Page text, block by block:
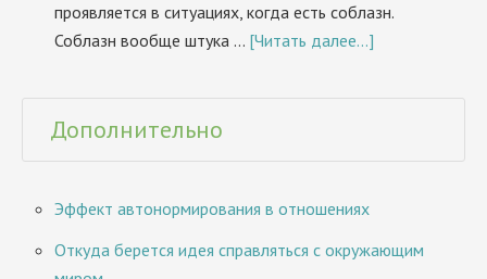
проявляется в ситуациях, когда есть соблазн.
Соблазн вообще штука … [Читать далее...]
Дополнительно
Эффект автонормирования в отношениях
Откуда берется идея справляться с окружающим